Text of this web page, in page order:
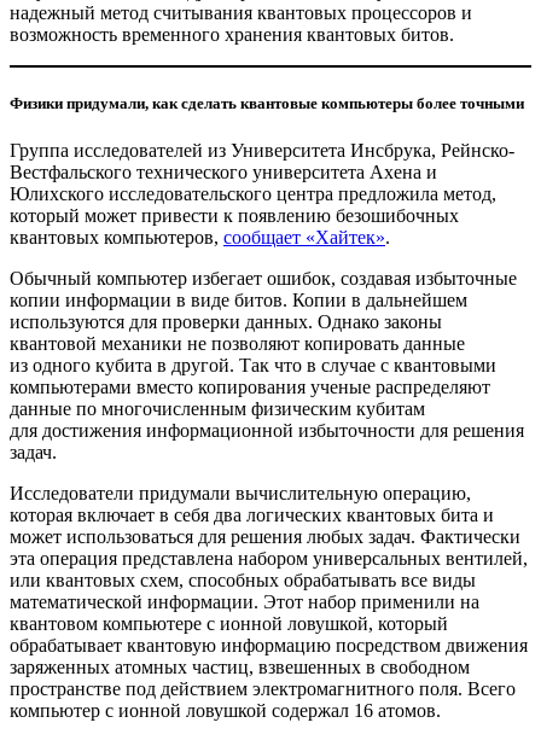
надежный метод считывания квантовых процессоров и
возможность временного хранения квантовых битов.
Физики придумали, как сделать квантовые компьютеры более точными
Группа исследователей из Университета Инсбрука, Рейнско-
Вестфальского технического университета Ахена и
Юлихского исследовательского центра предложила метод,
который может привести к появлению безошибочных
квантовых компьютеров, сообщает «Хайтек».
Обычный компьютер избегает ошибок, создавая избыточные
копии информации в виде битов. Копии в дальнейшем
используются для проверки данных. Однако законы
квантовой механики не позволяют копировать данные
из одного кубита в другой. Так что в случае с квантовыми
компьютерами вместо копирования ученые распределяют
данные по многочисленным физическим кубитам
для достижения информационной избыточности для решения
задач.
Исследователи придумали вычислительную операцию,
которая включает в себя два логических квантовых бита и
может использоваться для решения любых задач. Фактически
эта операция представлена набором универсальных вентилей,
или квантовых схем, способных обрабатывать все виды
математической информации. Этот набор применили на
квантовом компьютере с ионной ловушкой, который
обрабатывает квантовую информацию посредством движения
заряженных атомных частиц, взвешенных в свободном
пространстве под действием электромагнитного поля. Всего
компьютер с ионной ловушкой содержал 16 атомов.